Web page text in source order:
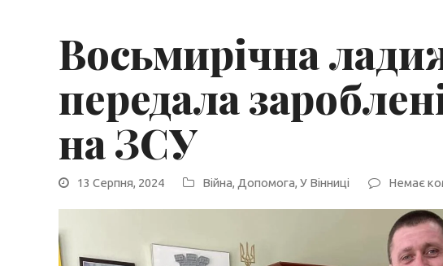
Восьмирічна
передала
на ЗСУ
13 Серпня, 2024 Війна, Допомога, У Вінниці Немає